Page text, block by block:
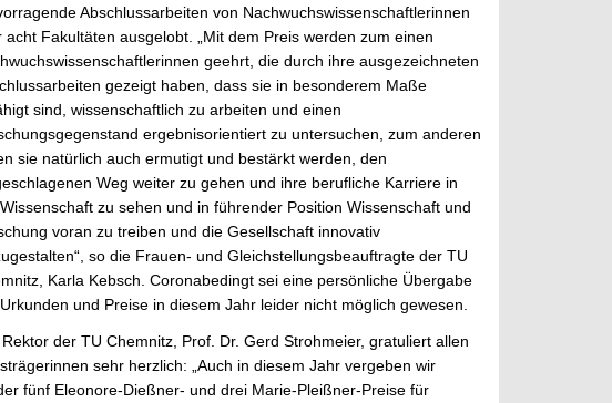
Abschlussarbeiten von Nachwuchswissenschaftlerinnen
acht Fakultäten ausgelobt. „Mit dem Preis werden zum einen
geehrt, die durch ihre ausgezeichneten
gezeigt haben, dass sie in besonderem Maße
sind, wissenschaftlich zu arbeiten und einen
ergebnisorientiert zu untersuchen, zum anderen
sie natürlich auch ermutigt und bestärkt werden, den
Weg weiter zu gehen und ihre berufliche Karriere in
zu sehen und in führender Position Wissenschaft und
voran zu treiben und die Gesellschaft innovativ
so die Frauen- und Gleichstellungsbeauftragte der TU
Karla Kebsch. Coronabedingt sei eine persönliche Übergabe
und Preise in diesem Jahr leider nicht möglich gewesen.
der TU Chemnitz, Prof. Dr. Gerd Strohmeier, gratuliert allen
sehr herzlich: „Auch in diesem Jahr vergeben wir
fünf Eleonore-Dießner- und drei Marie-Pleißner-Preise für